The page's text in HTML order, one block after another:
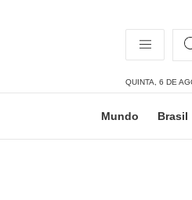
QUINTA, 6 DE
Mundo Brasil